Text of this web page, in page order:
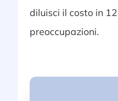
diluisci il costo in
preoccupazioni.